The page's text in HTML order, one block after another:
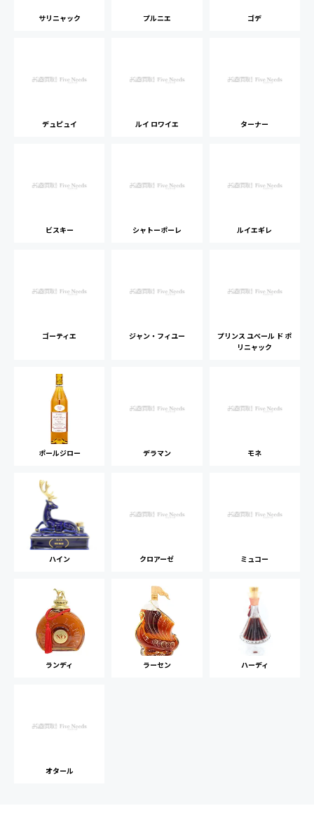
サリニャック プルニエ ゴデ
デュピュイ ルイ ロワイエ ターナー
ビスキー シャトーポーレ ルイエギレ
ゴーティエ ジャン・フィユー
プリンス ユベール ド ポ
リニャック
ポールジロー デラマン モネ
ハイン クロアーゼ ミュコー
ランディ ラーセン ハーディ
オタール